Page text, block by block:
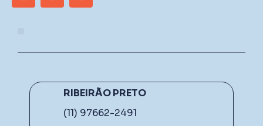
RIBEIRÃO PRETO
(11) 97662-2491